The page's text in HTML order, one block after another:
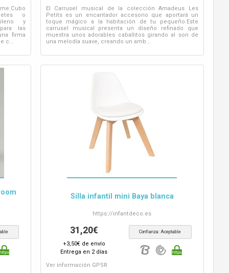
o
y
las
firma
c...
El Carrusel musical de la colección Amadeus Les
Petits es un encantador accesorio que aportará un
toque mágico a la habitación de tu pequeño.Este
carrusel musical presenta un diseño refinado que
muestra unos adorables caballitos girando al son de
una melodía suave, creando un amb...
Silla infantil mini Baya blanca
https://infantdeco.es
31,20€
+3,50€ de envío
Entrega en 2 días
Confianza: Aceptable
Ver información GPSR